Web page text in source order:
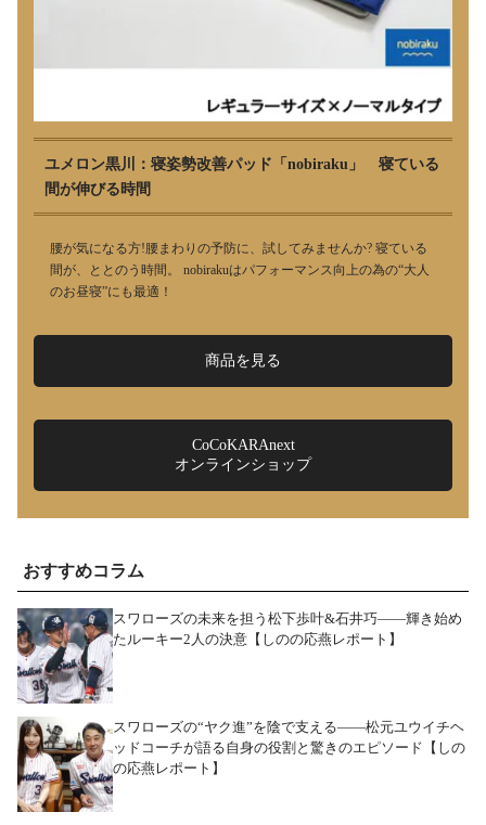
ユメロン黒川：寝姿勢改善パッド「nobiraku」 寝ている
間が伸びる時間
腰が気になる方!腰まわりの予防に、試してみませんか? 寝ている
間が、ととのう時間。 nobirakuはパフォーマンス向上の為の“大人
のお昼寝”にも最適！
商品を見る
CoCoKARAnext
オンラインショップ
おすすめコラム
スワローズの未来を担う松下歩叶&石井巧――輝き始め
たルーキー2人の決意【しのの応燕レポート】
スワローズの“ヤク進”を陰で支える――松元ユウイチヘ
ッドコーチが語る自身の役割と驚きのエピソード【しの
の応燕レポート】